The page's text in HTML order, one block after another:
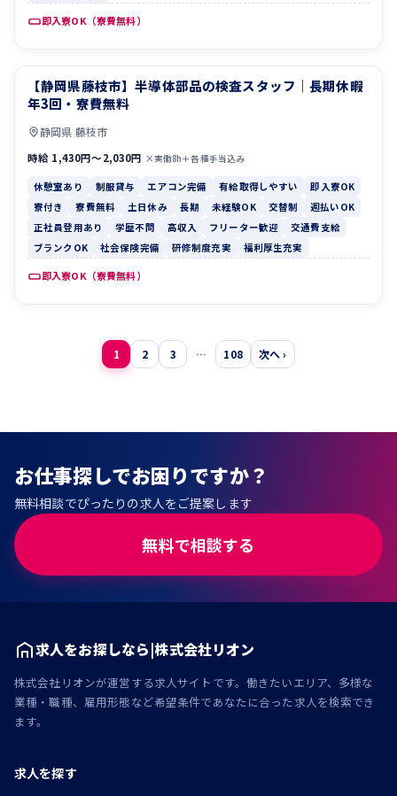
即入寮OK（寮費無料）
休憩室あり 制服貸与
【静岡県藤枝市】半導体部品の検査スタッフ｜長期休暇
年3回・寮費無料
静岡県 藤枝市
時給 1,430円〜2,030円 ×実働8h＋各種手当込み
休憩室あり 制服貸与 エアコン完備 有給取得しやすい
即入寮OK
寮付き
寮費無料 土日休み 長期 未経験OK 交替制
週払いOK
正社員登用あり
学歴不問 高収入 フリーター歓迎
交通費支給
ブランクOK
社会保険完備 研修制度充実 福利厚生充実
即入寮OK（寮費無料）
ペ
ジ
送
り
1 2 3 … 108 次へ ›
お仕事探しでお困りですか？
無料相談でぴったりの求人をご提案します
無料で相談する
求人をお探しなら|株式会社リオン
株式会社リオンが運営する求人サイトです。働きたいエリア、多様な
業種・職種、雇用形態など希望条件であなたに合った求人を検索でき
ます。
求人を探す